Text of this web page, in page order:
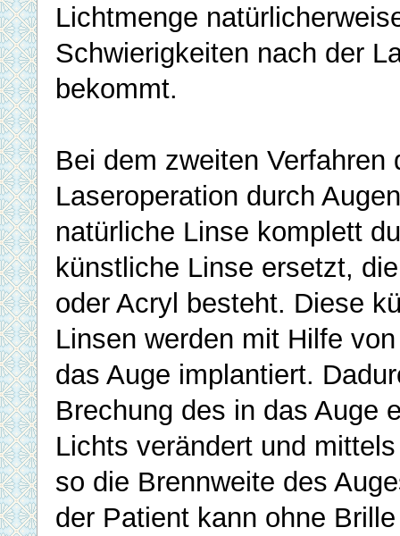
Lichtmenge
Schwierigkeiten nach der
bekommt.
Bei dem zweiten Verfahren
Laseroperation durch
natürliche Linse komplett
künstliche Linse ersetzt,
oder Acryl besteht. Diese
Linsen werden mit Hilfe
das Auge implantiert.
Brechung des in das Auge
Lichts verändert und
so die Brennweite des
der Patient kann ohne